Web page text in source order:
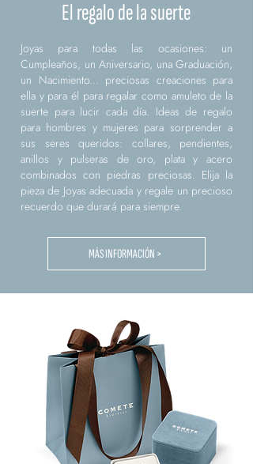
El regalo de la suerte
Joyas para todas las ocasiones: un
Cumpleaños, un Aniversario, una Graduación,
un Nacimiento... preciosas creaciones para
ella y para él para regalar como amuleto de la
suerte para lucir cada día. Ideas de regalo
para hombres y mujeres para sorprender a
sus seres queridos: collares, pendientes,
anillos y pulseras de oro, plata y acero
combinados con piedras preciosas. Elija la
pieza de Joyas adecuada y regale un precioso
recuerdo que durará para siempre.
MÁS INFORMACIÓN >